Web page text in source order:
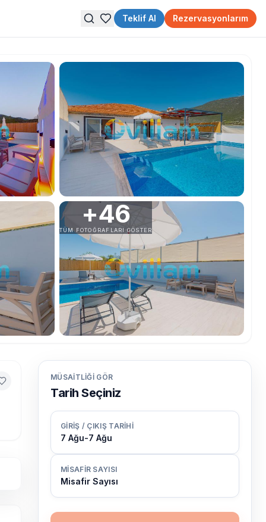
Teklif Al Rezervasyonlarım
+46
TÜM FOTOĞRAFLARI GÖSTER
MÜSAITLIĞI GÖR
Tarih Seçiniz
GIRIŞ / ÇIKIŞ TARIHI
7 Ağu-7 Ağu
MISAFIR SAYISI
Misafir Sayısı